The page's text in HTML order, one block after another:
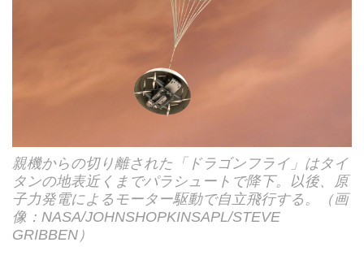
親機からの切り離された「ドラゴンフライ」はタイ
タンの地表近くまでパラシュートで降下。以後、原
子力発電によるモーター駆動で自立飛行する。（画
像：NASA/JOHNSHOPKINSAPL/STEVE
GRIBBEN）